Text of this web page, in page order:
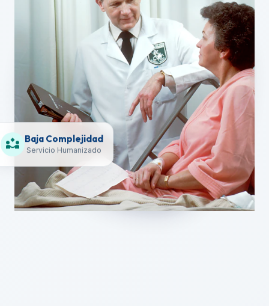
partner_exchange Baja Complejidad
Servicio Humanizado